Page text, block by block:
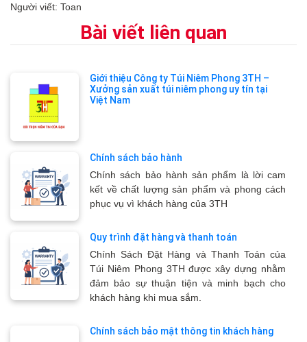
Người viết: Toan
Bài viết liên quan
Giới thiệu Công ty Túi Niêm Phong 3TH –
Xưởng sản xuất túi niêm phong uy tín tại
Việt Nam
Chính sách bảo hành
Chính sách bảo hành sản phẩm là lời cam
kết về chất lượng sản phẩm và phong cách
phục vụ vì khách hàng của 3TH
Quy trình đặt hàng và thanh toán
Chính Sách Đặt Hàng và Thanh Toán của
Túi Niêm Phong 3TH được xây dựng nhằm
đảm bảo sự thuận tiện và minh bạch cho
khách hàng khi mua sắm.
Chính sách bảo mật thông tin khách hàng